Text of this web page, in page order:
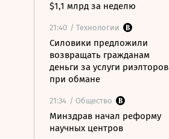
$1,1 млрд за неделю
21:40 / Технологии
Силовики предложили
возвращать гражданам
деньги за услуги риэлторов
при обмане
21:34 / Общество
Минздрав начал реформу
научных центров